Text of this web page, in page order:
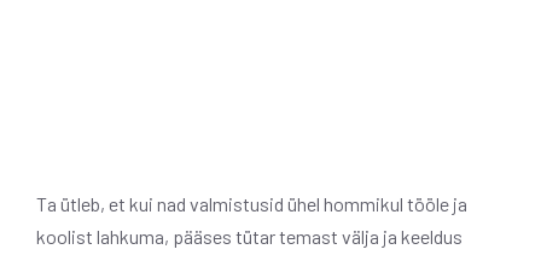
Ta ütleb, et kui nad valmistusid ühel hommikul tööle ja
koolist lahkuma, pääses tütar temast välja ja keeldus